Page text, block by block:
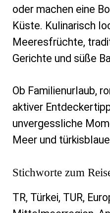
oder machen eine
Küste. Kulinarisch
Meeresfrüchte,
Gerichte und süße
Ob Familienurlaub,
aktiver
unvergessliche
Meer und
Stichworte zum
TR, Türkei, TUR,